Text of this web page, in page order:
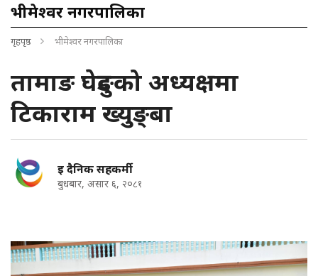
भीमेश्वर नगरपालिका
गृहपृष्ठ भीमेश्वर नगरपालिका
तामाङ घेदुङको अध्यक्षमा
टिकाराम ख्युङ्बा
इ दैनिक सहकर्मी
बुधबार, असार ६, २०८१